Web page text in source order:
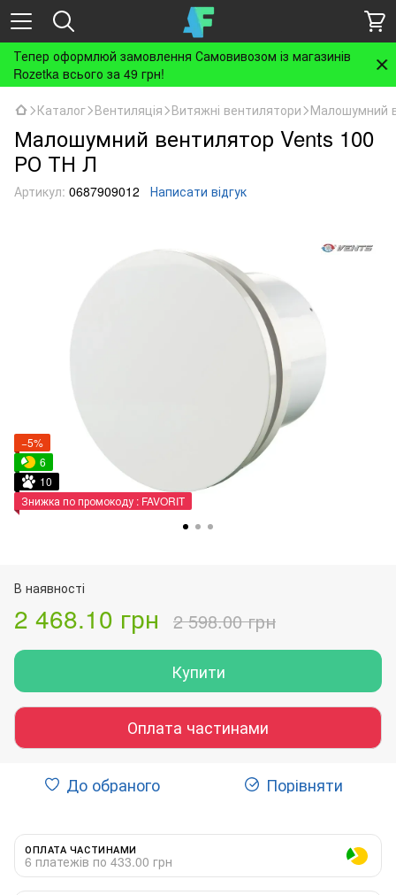
Тепер оформлюй замовлення Самовивозом із магазинів
Rozetka всього за 49 грн!
Каталог Вентиляція Витяжні вентилятори Малошумний
Малошумний вентилятор Vents 100
РО ТН Л
Артикул: 0687909012 Написати відгук
−5%
6
10
Знижка по промокоду : FAVORIT
В наявності
2 468.10 грн 2 598.00 грн
Купити
Оплата частинами
До обраного Порівняти
ОПЛАТА ЧАСТИНАМИ
6 платежів по 433.00 грн